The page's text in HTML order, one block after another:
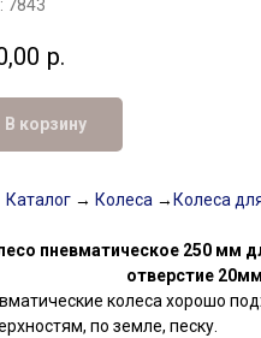
7843
р.
В корзину
Каталог → Колеса → Колеса
пневматическое 250 мм
отверстие
колеса хорошо
по земле, песку.